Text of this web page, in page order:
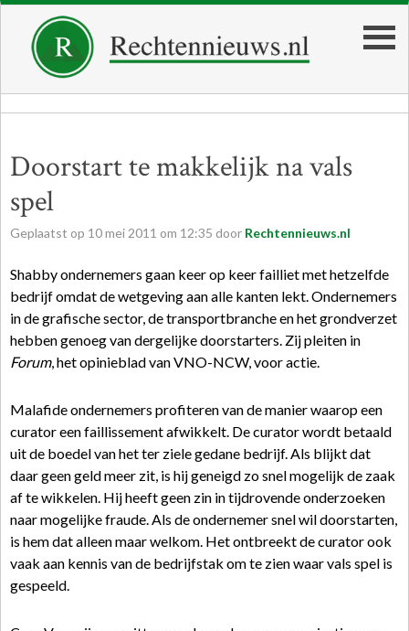
Doorstart te makkelijk na vals
spel
Geplaatst op 10mei 2011 om 12:35 door Rechtennieuws.nl
Shabby ondernemers gaan keer op keer failliet met hetzelfde
bedrijf omdat de wetgeving aan alle kanten lekt. Ondernemers
in de grafische sector, de transportbranche en het grondverzet
hebben genoeg van dergelijke doorstarters. Zij pleiten in
Forum, het opinieblad van VNO-NCW, voor actie.
Malafide ondernemers profiteren van de manier waarop een
curator een faillissement afwikkelt. De curator wordt betaald
uit de boedel van het ter ziele gedane bedrijf. Als blijkt dat
daar geen geld meer zit, is hij geneigd zo snel mogelijk de zaak
af te wikkelen. Hij heeft geen zin in tijdrovende onderzoeken
naar mogelijke fraude. Als de ondernemer snel wil doorstarten,
is hem dat alleen maar welkom. Het ontbreekt de curator ook
vaak aan kennis van de bedrijfstak om te zien waar vals spel is
gespeeld.